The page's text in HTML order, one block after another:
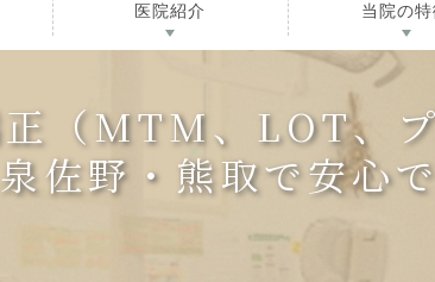
医院紹介 当院の特
（MTM、LOT、
泉佐野・熊取で安心